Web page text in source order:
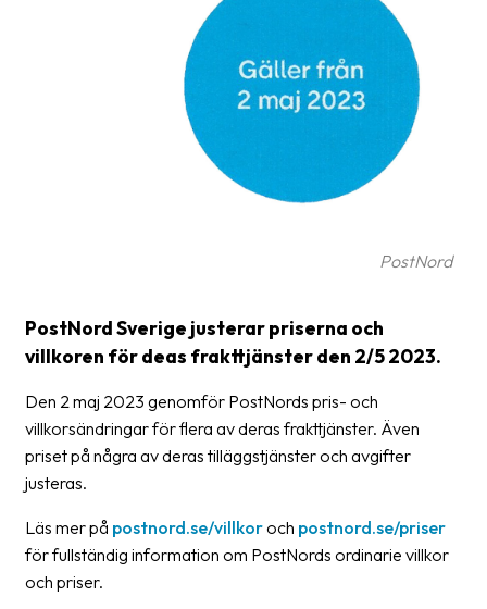
Delivery
terms
Pickups
Manuals
Downloads
Barcode
scanner
PostNord
PostNord Sverige justerar priserna och
villkoren för deas frakttjänster den 2/5 2023.
Den 2 maj 2023 genomför PostNords pris- och
villkorsändringar för flera av deras frakttjänster. Även
priset på några av deras tilläggstjänster och avgifter
justeras.
Läs mer på postnord.se/villkoroch postnord.se/priser
för fullständig information om PostNords ordinarie villkor
och priser.